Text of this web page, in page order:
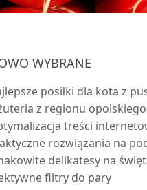
WYBRANE
posiłki dla kota z
z regionu opolskiego
treści
rozwiązania na
delikatesy na
filtry do pary